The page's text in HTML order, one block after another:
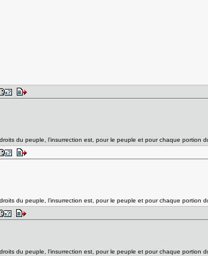
du peuple, l’insurrection est, pour le peuple et pour chaque
du peuple, l’insurrection est, pour le peuple et pour chaque
du peuple, l’insurrection est, pour le peuple et pour chaque